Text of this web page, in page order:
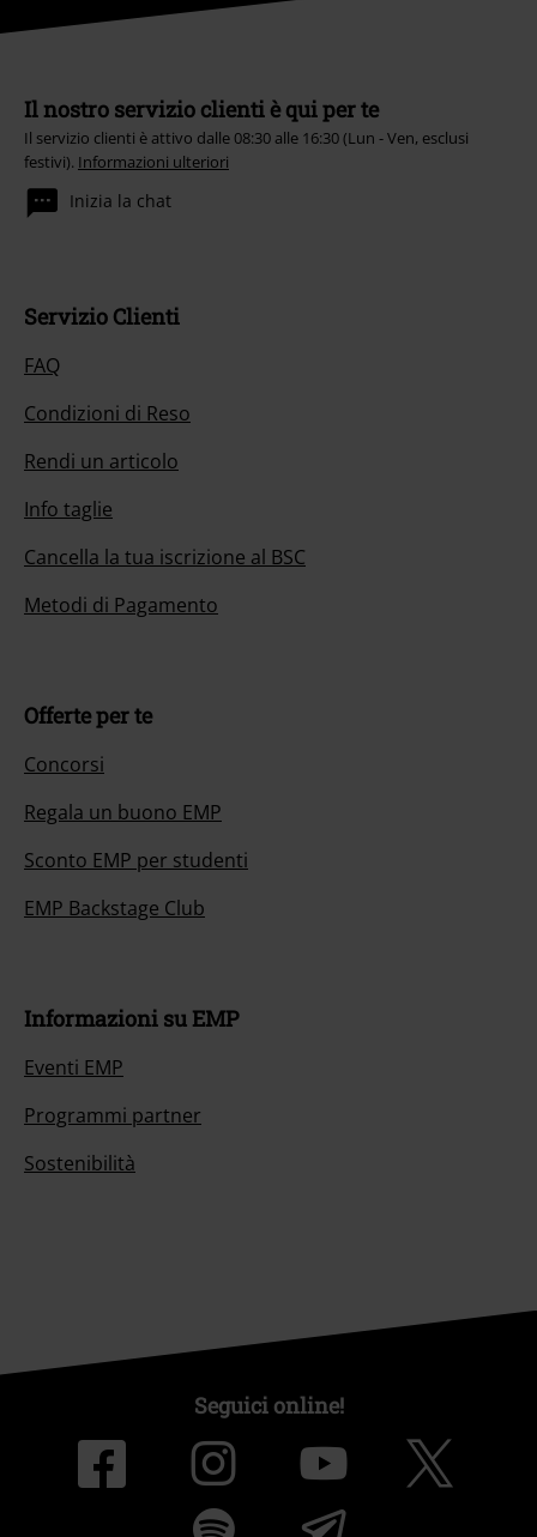
Il nostro servizio clienti è qui per te
Il servizio clienti è attivo dalle 08:30 alle 16:30 (Lun - Ven, esclusi
festivi). Informazioni ulteriori
Inizia la chat
Servizio Clienti
FAQ
Condizioni di Reso
Rendi un articolo
Info taglie
Cancella la tua iscrizione al BSC
Metodi di Pagamento
Offerte per te
Concorsi
Regala un buono EMP
Sconto EMP per studenti
EMP Backstage Club
Informazioni su EMP
Eventi EMP
Programmi partner
Sostenibilità
Seguici online!